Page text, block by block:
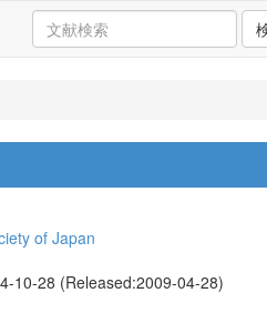
of Japan
10-28 (Released:2009-04-28)